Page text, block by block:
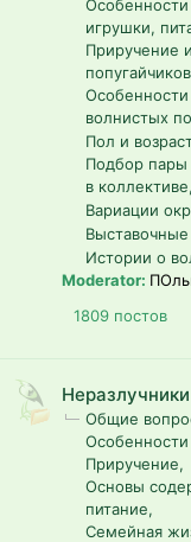
игрушки,
Приручение
попугайчиков
волнистых
Пол и
Подбор пары
в коллективе
Вариации
Истории о
Moderator:
1809 постов
Неразлучники
Общие
Особенности
Приручение
Основы
питание
Семейная